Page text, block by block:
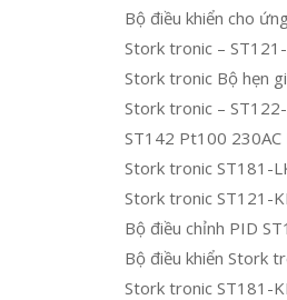
Bộ điều khiển cho
Stork tronic –
Stork tronic Bộ hẹn
Stork tronic –
ST142 Pt100
Stork tronic ST181-
Stork tronic ST121-
Bộ điều chỉnh PID
Bộ điều khiển Stork
Stork tronic ST181-